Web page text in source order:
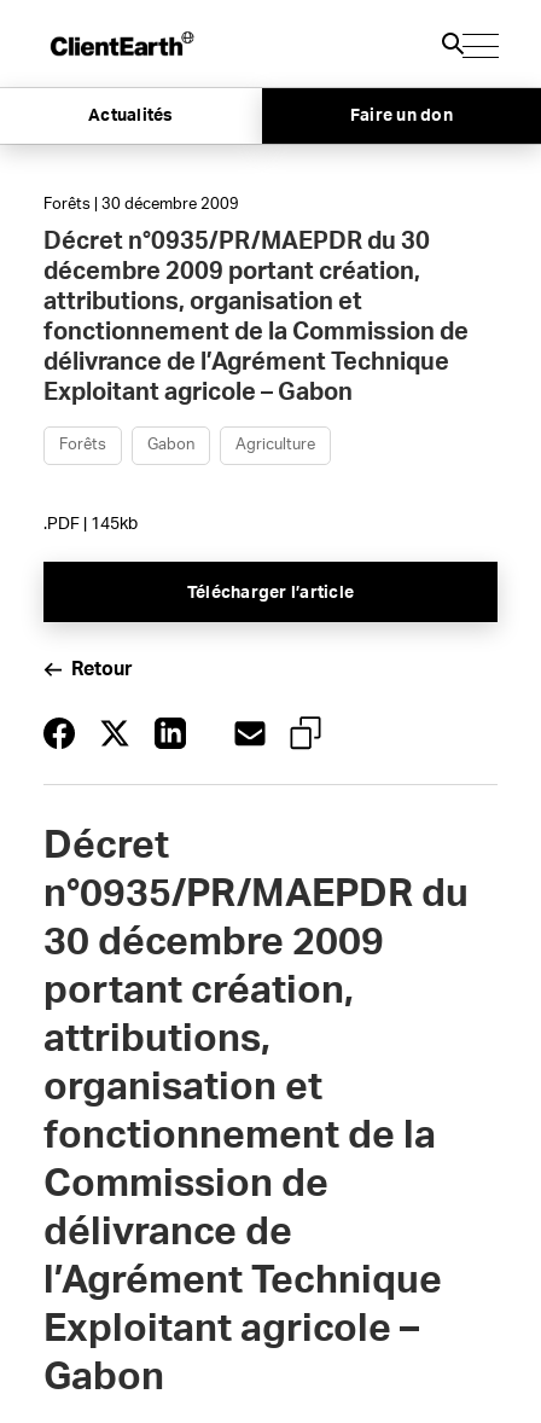
Actualités Faire un don
Forêts | 30 décembre 2009
Décret n°0935/PR/MAEPDR du 30
décembre 2009 portant création,
attributions, organisation et
fonctionnement de la Commission de
délivrance de l’Agrément Technique
Exploitant agricole – Gabon
Forêts Gabon Agriculture
.PDF | 145kb
Télécharger l’article
Retour
Décret
n°0935/PR/MAEPDR du
30 décembre 2009
portant création,
attributions,
organisation et
fonctionnement de la
Commission de
délivrance de
l’Agrément Technique
Exploitant agricole –
Gabon